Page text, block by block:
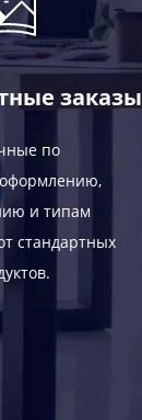
заказы
по
и типам
стандартных